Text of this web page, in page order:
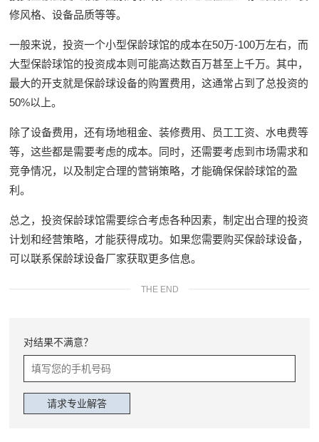
修风格、设备品质等等。
一般来说，投资一个小型保龄球馆的成本在50万-100万左右，而
大型保龄球馆的投资成本则可能高达数百万甚至上千万。其中，
最大的开支就是保龄球设备的购置费用，这通常占到了总投资的
50%以上。
除了设备费用，还有场地租金、装修费用、员工工资、水电费等
等，这些都是需要考虑的成本。同时，还需要考虑到市场需求和
竞争情况，以及制定合理的营销策略，才能确保保龄球馆的盈
利。
总之，投资保龄球馆需要综合考虑各种因素，制定出合理的投资
计划和经营策略，才能获得成功。如果您需要购买保龄球设备，
可以联系保龄球设备厂家获取更多信息。
THE END
对结果不满意？